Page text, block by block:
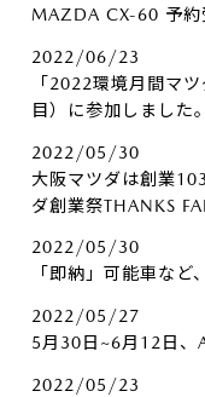
MAZDA CX-60 予約
2022/06/23
「2022環境月間マ
目）に参加しました。
2022/05/30
大阪マツダは創業
ダ創業祭THANKS
2022/05/30
「即納」可能車など
2022/05/27
5月30日~6月12日、
2022/05/23